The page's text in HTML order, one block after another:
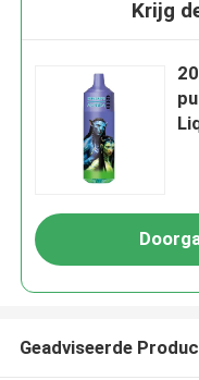
Krijg
Geadviseerde